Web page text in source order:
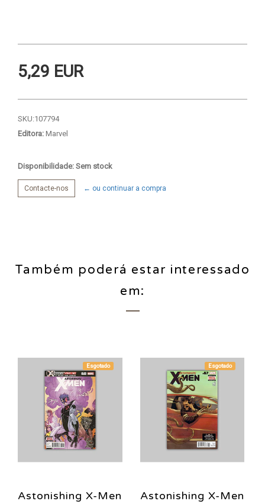
5,29 EUR
SKU:107794
Editora: Marvel
Disponibilidade: Sem stock
Contacte-nos ← ou continuar a compra
Também poderá estar interessado
em:
Esgotado
Astonishing X-Men
Esgotado
Astonishing X-Men